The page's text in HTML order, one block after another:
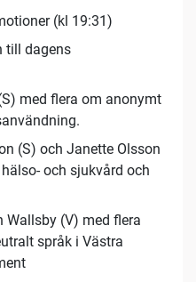
(kl 19:31)
till dagens
med flera om anonymt
(S) och Janette Olsson
och sjukvård och
Wallsby (V) med flera
språk i Västra